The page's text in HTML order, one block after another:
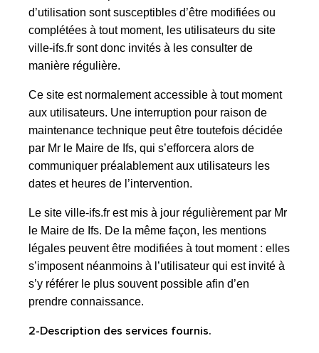
d’utilisation sont susceptibles d’être modifiées ou
complétées à tout moment, les utilisateurs du site
ville-ifs.fr sont donc invités à les consulter de
manière régulière.
Ce site est normalement accessible à tout moment
aux utilisateurs. Une interruption pour raison de
maintenance technique peut être toutefois décidée
par Mr le Maire de Ifs, qui s’efforcera alors de
communiquer préalablement aux utilisateurs les
dates et heures de l’intervention.
Le site ville-ifs.fr est mis à jour régulièrement par Mr
le Maire de Ifs. De la même façon, les mentions
légales peuvent être modifiées à tout moment : elles
s’imposent néanmoins à l’utilisateur qui est invité à
s’y référer le plus souvent possible afin d’en
prendre connaissance.
2-Description des services fournis.